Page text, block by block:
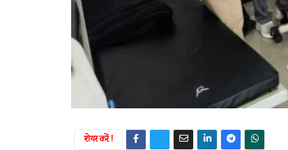
शेयर करें !